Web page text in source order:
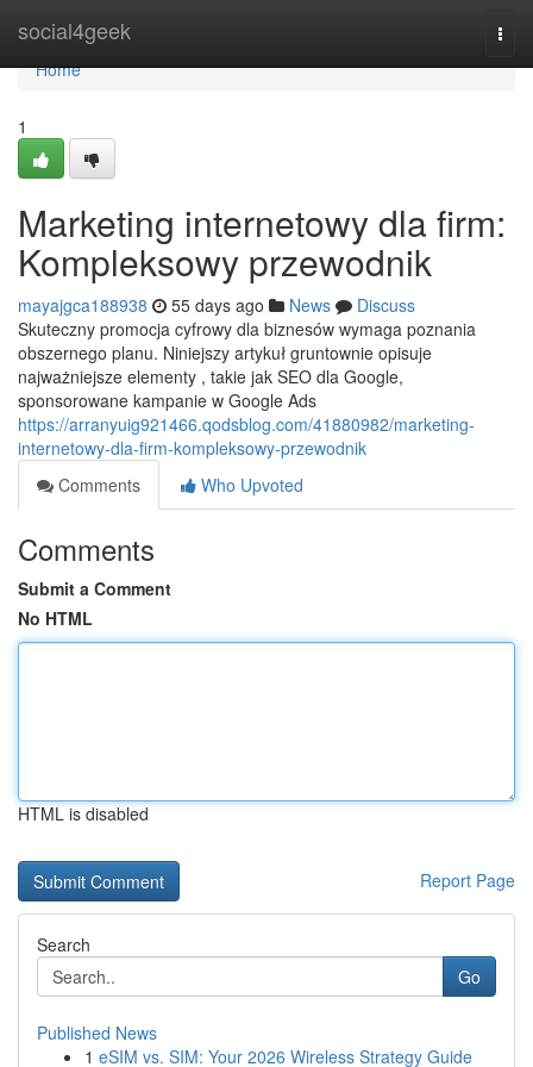
social4geek
Home
Home
1
Marketing internetowy dla firm:
Kompleksowy przewodnik
mayajgca188938 55 days ago News
Discuss
Skuteczny promocja cyfrowy dla biznesów wymaga poznania
obszernego planu. Niniejszy artykuł gruntownie opisuje
najważniejsze elementy , takie jak SEO dla Google,
sponsorowane kampanie w Google Ads
https://arranyuig921466.qodsblog.com/41880982/marketing-
internetowy-dla-firm-kompleksowy-przewodnik
Comments
Who Upvoted
Comments
Submit a Comment
No HTML
HTML is disabled
Report Page
Search
Go
Published News
1 eSIM vs. SIM: Your 2026 Wireless Strategy Guide